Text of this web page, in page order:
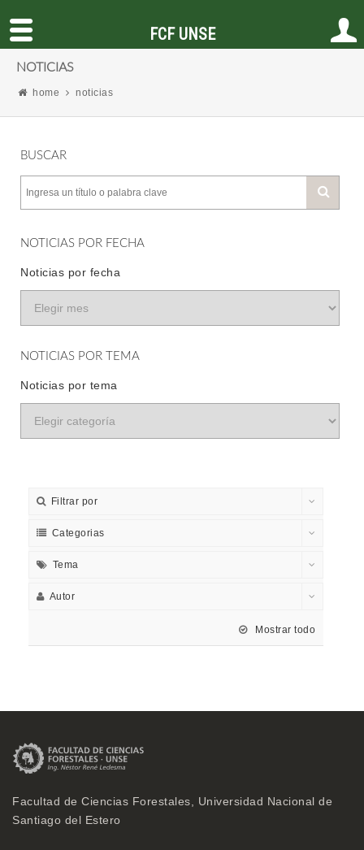
NOTICIAS
home noticias
BUSCAR
NOTICIAS POR FECHA
Noticias por fecha
NOTICIAS POR TEMA
Noticias por tema
Filtrar por
Categorias
Tema
Autor
Mostrar todo
Facultad de Ciencias Forestales, Universidad Nacional de
Santiago del Estero
FCF UNSE